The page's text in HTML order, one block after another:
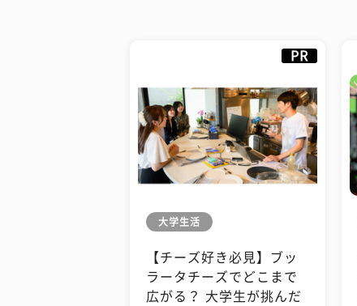
PR
大学生活
【チーズ好き必見】ブッ
ラータチーズでどこまで
広がる？ 大学生が挑んだ